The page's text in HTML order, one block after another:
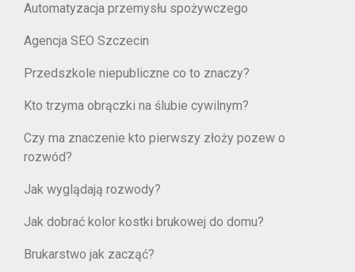
Automatyzacja przemysłu spożywczego
Agencja SEO Szczecin
Przedszkole niepubliczne co to znaczy?
Kto trzyma obrączki na ślubie cywilnym?
Czy ma znaczenie kto pierwszy złoży pozew o
rozwód?
Jak wyglądają rozwody?
Jak dobrać kolor kostki brukowej do domu?
Brukarstwo jak zacząć?